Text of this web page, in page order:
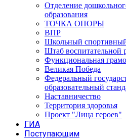
Отделение
образования
ТОЧКА ОПОРЫ
ВПР
Школьный
Штаб воспитательной
Функциональная
Великая Победа
Федеральный
образовательный
Наставничество
Территория здоровья
Проект "Лица героев"
ГИА
Поступающим